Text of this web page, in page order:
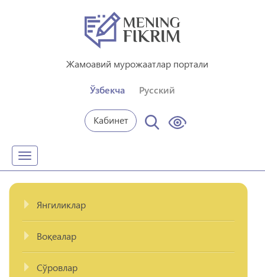
Жамоавий мурожаатлар портали
Ўзбекча Русский
Кабинет
Toggle
navigation
Янгиликлар
Воқеалар
Сўровлар